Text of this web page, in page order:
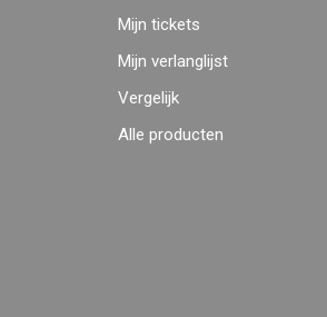
Mijn tickets
Mijn verlanglijst
Vergelijk
Alle producten